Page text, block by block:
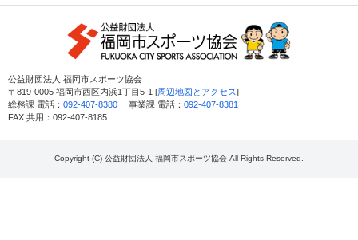
公益財団法人 福岡市スポーツ協会
〒819-0005 福岡市西区内浜1丁目5-1 [周辺地図とアクセス]
総務課 電話： 092-407-8380 事業課 電話： 092-407-8381
FAX 共用：092-407-8185
Copyright (C) 公益財団法人 福岡市スポーツ協会 All Rights Reserved.